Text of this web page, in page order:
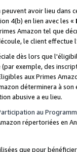
avoir lieu dans
4(b) en lien avec les «
Amazon tel que
le client
dès lors que
exemple, des
aux Primes
déterminera à
abusive a eu lieu.
au
répertoriées en
que pour